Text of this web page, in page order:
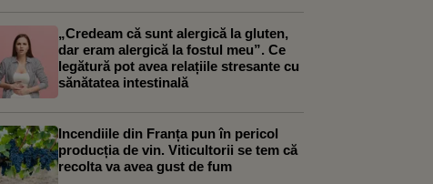
„Credeam că sunt alergică la gluten,
dar eram alergică la fostul meu”. Ce
legătură pot avea relațiile stresante cu
sănătatea intestinală
Incendiile din Franța pun în pericol
producția de vin. Viticultorii se tem că
recolta va avea gust de fum